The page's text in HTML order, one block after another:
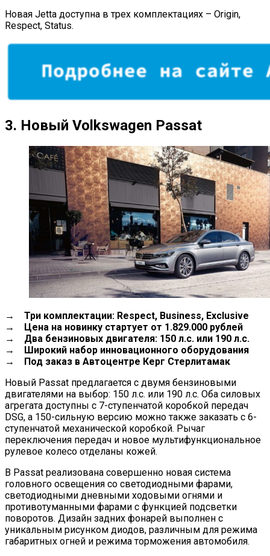
Новая Jetta доступна в трех комплектациях – Origin,
Respect, Status.
3. Новый Volkswagen Passat
→ Три комплектации: Respect, Business, Exclusive
→ Цена на новинку стартует от 1.829.000 рублей
→ Два бензиновых двигателя: 150 л.с. или 190 л.с.
→ Широкий набор инновационного оборудования
→ Под заказ в Автоцентре Керг Стерлитамак
Новый Passat предлагается с двумя бензиновыми
двигателями на выбор: 150 л.с. или 190 л.с. Оба силовых
агрегата доступны с 7-ступенчатой коробкой передач
DSG, а 150-сильную версию можно также заказать с 6-
ступенчатой механической коробкой. Рычаг
переключения передач и новое мультифункциональное
рулевое колесо отделаны кожей.
В Passat реализована совершенно новая система
головного освещения со светодиодными фарами,
светодиодными дневными ходовыми огнями и
противотуманными фарами с функцией подсветки
поворотов. Дизайн задних фонарей выполнен с
уникальным рисунком диодов, различным для режима
габаритных огней и режима торможения автомобиля.